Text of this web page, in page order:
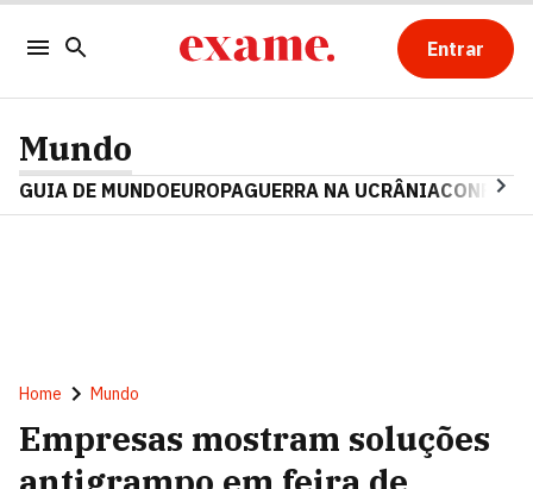
Entrar
Mundo
GUIA DE MUNDOEUROPAGUERRA NA UCRÂNIA
Home Mundo
Empresas mostram soluções